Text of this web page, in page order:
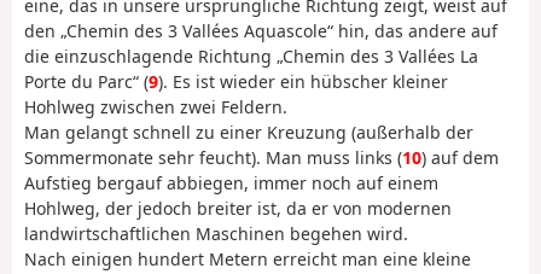
eine, das in unsere ursprüngliche Richtung zeigt, weist auf
den „Chemin des 3 Vallées Aquascole“ hin, das andere auf
die einzuschlagende Richtung „Chemin des 3 Vallées La
Porte du Parc“ (9). Es ist wieder ein hübscher kleiner
Hohlweg zwischen zwei Feldern.
Man gelangt schnell zu einer Kreuzung (außerhalb der
Sommermonate sehr feucht). Man muss links (10) auf dem
Aufstieg bergauf abbiegen, immer noch auf einem
Hohlweg, der jedoch breiter ist, da er von modernen
landwirtschaftlichen Maschinen begehen wird.
Nach einigen hundert Metern erreicht man eine kleine